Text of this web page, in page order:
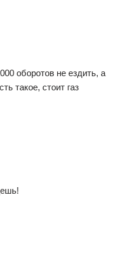
оборотов не ездить, а
такое, стоит газ